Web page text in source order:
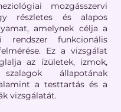
mozgásszervi
részletes és alapos
amelynek célja a
rendszer funkcionális
Ez a vizsgálat
az ízületek, izmok,
állapotának
a testtartás és a
vizsgálatát.